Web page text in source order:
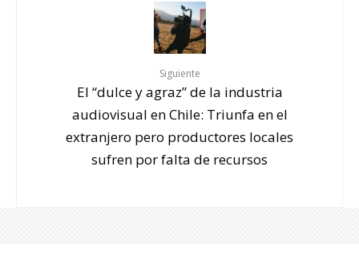
Siguiente
El “dulce y agraz” de la industria
audiovisual en Chile: Triunfa en el
extranjero pero productores locales
sufren por falta de recursos